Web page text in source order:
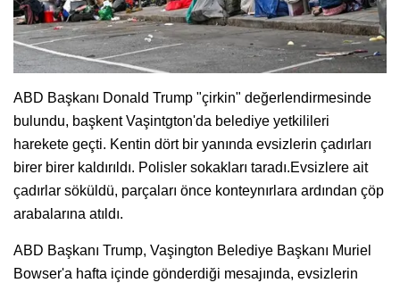
ABD Başkanı Donald Trump "çirkin" değerlendirmesinde
bulundu, başkent Vaşintgton'da belediye yetkilileri
harekete geçti. Kentin dört bir yanında evsizlerin çadırları
birer birer kaldırıldı. Polisler sokakları taradı.Evsizlere ait
çadırlar söküldü, parçaları önce konteynırlara ardından çöp
arabalarına atıldı.
ABD Başkanı Trump, Vaşington Belediye Başkanı Muriel
Bowser'a hafta içinde gönderdiği mesajında, evsizlerin